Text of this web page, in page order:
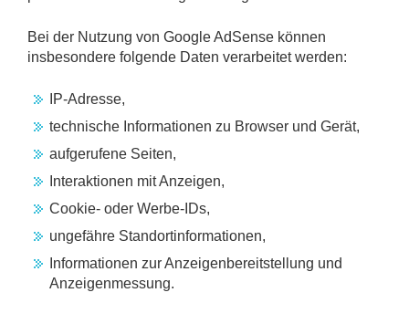
Bei der Nutzung von Google AdSense können
insbesondere folgende Daten verarbeitet werden:
IP-Adresse,
technische Informationen zu Browser und Gerät,
aufgerufene Seiten,
Interaktionen mit Anzeigen,
Cookie- oder Werbe-IDs,
ungefähre Standortinformationen,
Informationen zur Anzeigenbereitstellung und
Anzeigenmessung.